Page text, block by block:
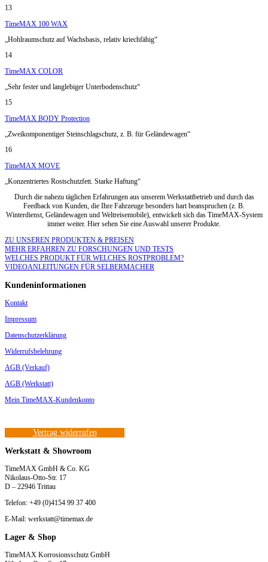
13
TimeMAX 100 WAX
„Hohlraumschutz auf Wachsbasis, relativ kriechfähig“
14
TimeMAX COLOR
„Sehr fester und langlebiger Unterbodenschutz“
15
TimeMAX BODY Protection
„Zweikomponentiger Steinschlagschutz, z. B. für Geländewagen“
16
TimeMAX MOVE
„Konzentriertes Rostschutzfett. Starke Haftung“
Durch die nahezu täglichen Erfahrungen aus unserem Werkstattbetrieb und durch das
Feedback von Kunden, die Ihre Fahrzeuge besonders hart beanspruchen (z. B.
Winterdienst, Geländewagen und Weltreisemobile), entwickelt sich das TimeMAX-System
immer weiter. Hier sehen Sie eine Auswahl unserer Produkte.
ZU UNSEREN PRODUKTEN & PREISEN
MEHR ERFAHREN ZU FORSCHUNGEN UND TESTS
WELCHES PRODUKT FÜR WELCHES ROSTPROBLEM?
VIDEOANLEITUNGEN FÜR SELBERMACHER
Kundeninformationen
Kontakt
Impressum
Datenschutzerklärung
Widerrufsbelehrung
AGB (Verkauf)
AGB (Werkstatt)
Mein TimeMAX-Kundenkonto
Vertrag widerrufen
Werkstatt & Showroom
TimeMAX GmbH & Co. KG
Nikolaus-Otto-Str. 17
D – 22946 Trittau
Telefon: +49 (0)4154 99 37 400
E-Mail: werkstatt@timemax.de
Lager & Shop
TimeMAX Korrosionsschutz GmbH